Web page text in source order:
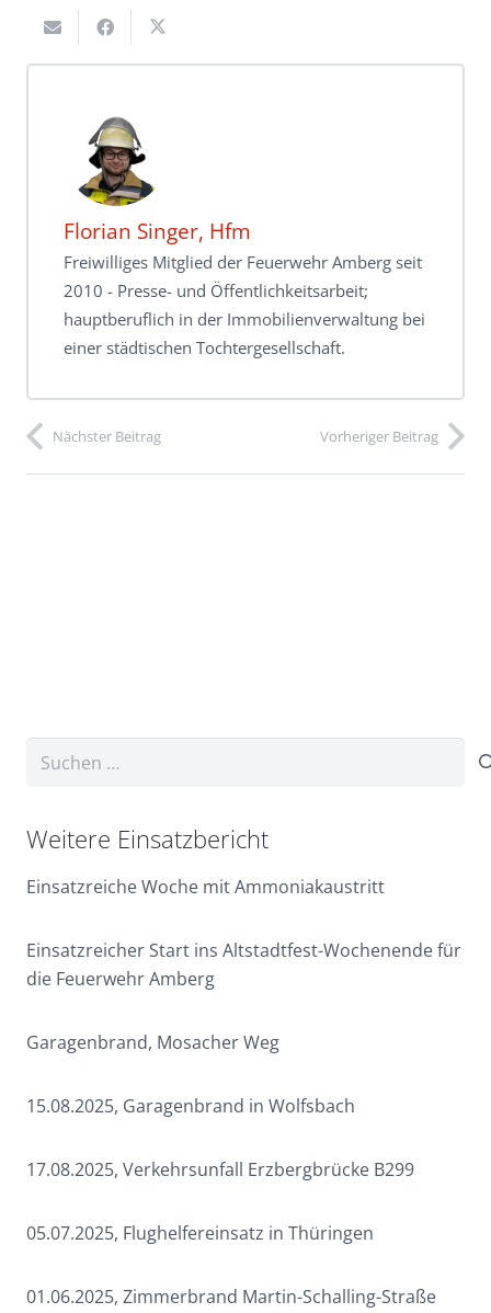
Florian Singer, Hfm
Freiwilliges Mitglied der Feuerwehr Amberg seit
2010 - Presse- und Öffentlichkeitsarbeit;
hauptberuflich in der Immobilienverwaltung bei
einer städtischen Tochtergesellschaft.
Nächster Beitrag Vorheriger Beitrag
Suchen
Weitere Einsatzbericht
Einsatzreiche Woche mit Ammoniakaustritt
Einsatzreicher Start ins Altstadtfest-Wochenende für
die Feuerwehr Amberg
Garagenbrand, Mosacher Weg
15.08.2025, Garagenbrand in Wolfsbach
17.08.2025, Verkehrsunfall Erzbergbrücke B299
05.07.2025, Flughelfereinsatz in Thüringen
01.06.2025, Zimmerbrand Martin-Schalling-Straße